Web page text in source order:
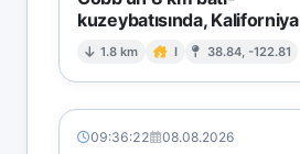
kuzeybatısında, Kaliforniya
1.8 km I 38.84, -122.81
09:36:22 08.08.2026